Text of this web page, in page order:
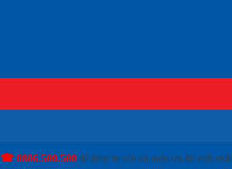
☎ 0886.500.500để được tư vấn và nhận ưu đãi mới nhất